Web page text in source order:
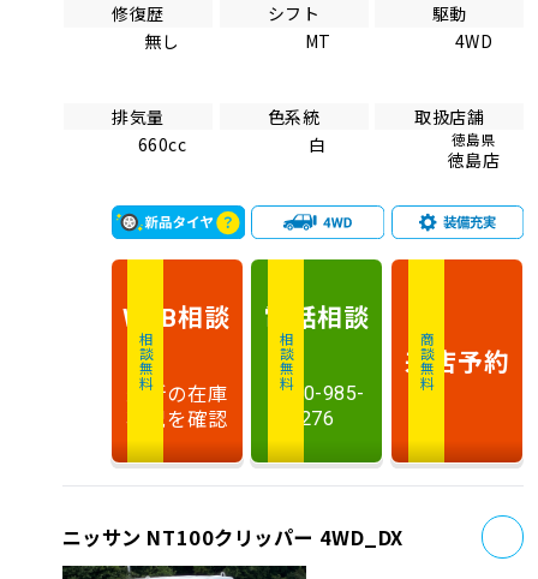
修復歴
無し
シフト
MT
駆動
4WD
排気量
660cc
色系統
白
取扱店舗
徳島県
徳島店
相談無料
WEB相談
最新の在庫
状況を確認
相談無料
電話相談
0120-985-
276
商談無料
来店予約
ニッサン NT100クリッパー 4WD_DX